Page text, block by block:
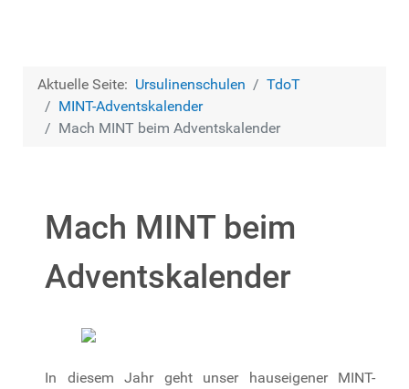
Aktuelle Seite: Ursulinenschulen
TdoT
MINT-Adventskalender
Mach MINT beim Adventskalender
Mach MINT beim
Adventskalender
In diesem Jahr geht unser hauseigener MINT-